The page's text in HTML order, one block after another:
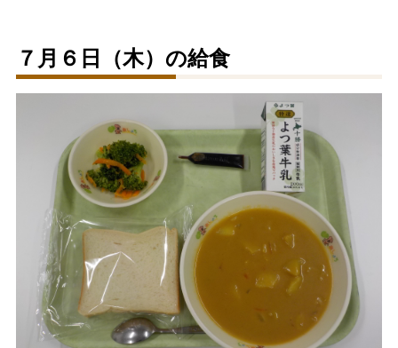
図書館
生涯学習 文化・スポーツ
標準 拡大
色合い
白 黒
７月６日（木）の給食